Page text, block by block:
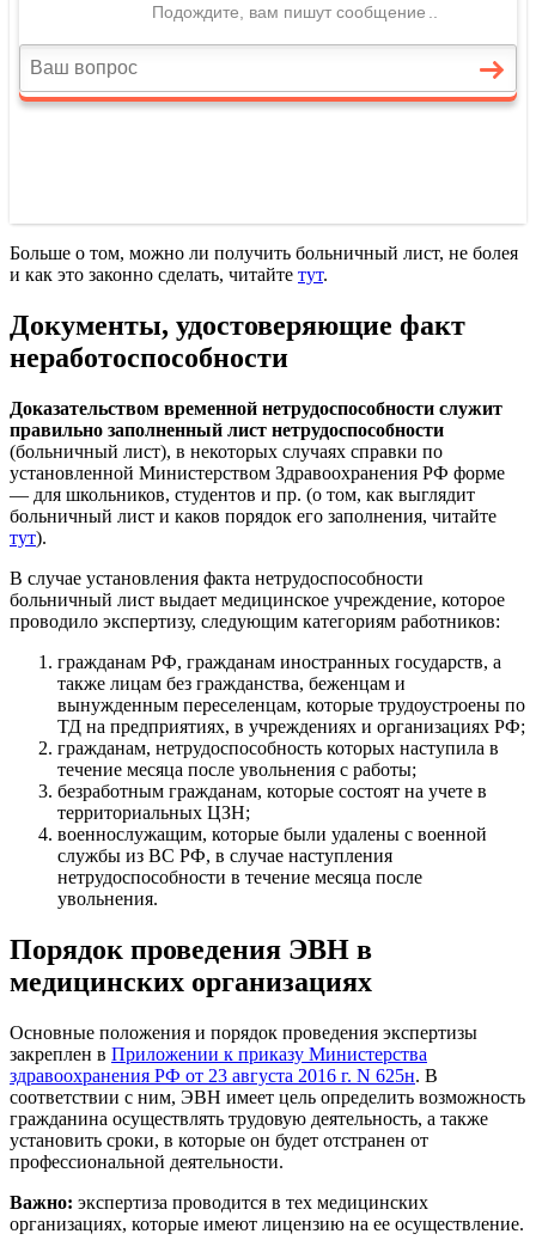
Больше о том, можно ли получить больничный лист, не болея
и как это законно сделать, читайте тут.
Документы, удостоверяющие факт
неработоспособности
Доказательством временной нетрудоспособности служит
правильно заполненный лист нетрудоспособности
(больничный лист), в некоторых случаях справки по
установленной Министерством Здравоохранения РФ форме
— для школьников, студентов и пр. (о том, как выглядит
больничный лист и каков порядок его заполнения, читайте
тут).
В случае установления факта нетрудоспособности
больничный лист выдает медицинское учреждение, которое
проводило экспертизу, следующим категориям работников:
гражданам РФ, гражданам иностранных государств, а
также лицам без гражданства, беженцам и
вынужденным переселенцам, которые трудоустроены по
ТД на предприятиях, в учреждениях и организациях РФ;
гражданам, нетрудоспособность которых наступила в
течение месяца после увольнения с работы;
безработным гражданам, которые состоят на учете в
территориальных ЦЗН;
военнослужащим, которые были удалены с военной
службы из ВС РФ, в случае наступления
нетрудоспособности в течение месяца после
увольнения.
Порядок проведения ЭВН в
медицинских организациях
Основные положения и порядок проведения экспертизы
закреплен в Приложении к приказу Министерства
здравоохранения РФ от 23 августа 2016 г. N 625н. В
соответствии с ним, ЭВН имеет цель определить возможность
гражданина осуществлять трудовую деятельность, а также
установить сроки, в которые он будет отстранен от
профессиональной деятельности.
Важно: экспертиза проводится в тех медицинских
организациях, которые имеют лицензию на ее осуществление.